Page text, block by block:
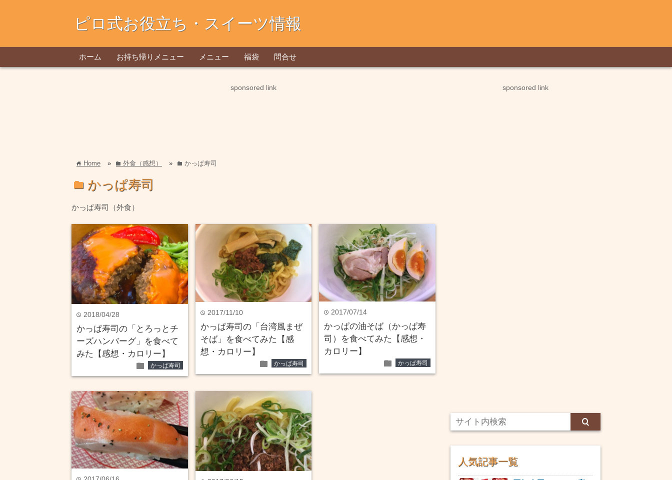
ピロ式お役立ち・スイーツ情報
ホーム お持ち帰りメニュー メニュー 福袋 問合せ
sponsored link
home Home » folder 外食（感想） » folder かっぱ寿司
folder かっぱ寿司
かっぱ寿司（外食）
time 2018/04/28
かっぱ寿司の「とろっとチ
ーズハンバーグ」を食べて
みた【感想・カロリー】
folder かっぱ寿司
time 2017/11/10
かっぱ寿司の「台湾風まぜ
そば」を食べてみた【感
想・カロリー】
folder かっぱ寿司
time 2017/07/14
かっぱの油そば（かっぱ寿
司）を食べてみた【感想・
カロリー】
folder かっぱ寿司
sponsored link
人気記事一覧